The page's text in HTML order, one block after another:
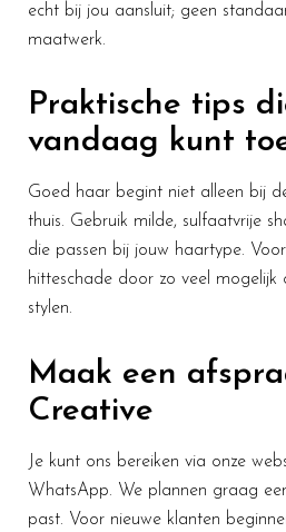
echt bij jou aansluit; geen
maatwerk.
Praktische tips
vandaag kunt
Goed haar begint niet alleen bij
thuis. Gebruik milde, sulfaatvrije
die passen bij jouw haartype.
hitteschade door zo veel
stylen.
Maak een
Creative
Je kunt ons bereiken via onze
WhatsApp. We plannen graag
past. Voor nieuwe klanten